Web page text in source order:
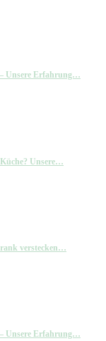
Unsere Erfahrung…
Unsere…
verstecken…
Unsere Erfahrung…